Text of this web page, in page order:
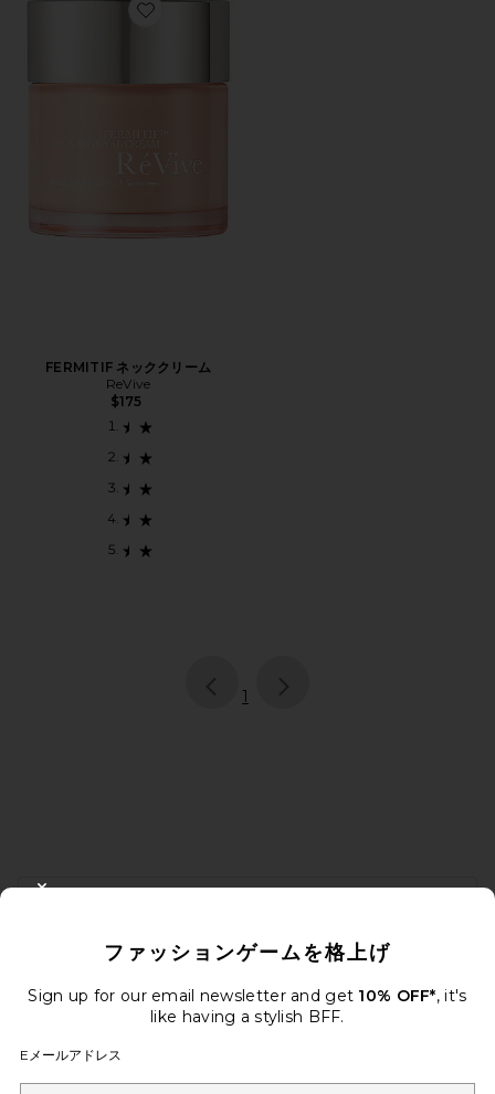
Favorite FERMITIF ネッククリーム
FERMITIF ネッククリーム
ReVive
$175
page
1
FOOTER
メールを送信することにより、当社のニュースレターに登録。いつで
Email Address
ファッションゲームを格上げ
Sign up for our email newsletter and get 10% OFF*, it's
like having a stylish BFF.
Eメールアドレス